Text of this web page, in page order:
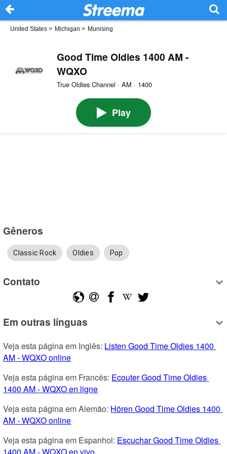
United States > Michigan > Munising
Good Time Oldies 1400 AM -
WQXO
True Oldies Channel · AM · 1400
Play
Gêneros
Classic Rock Oldies Pop
Contato
Em outras línguas
Veja esta página em Inglês: Listen Good Time Oldies 1400
AM - WQXO online
Veja esta página em Francês: Ecouter Good Time Oldies
1400 AM - WQXO en ligne
Veja esta página em Alemão: Hören Good Time Oldies 1400
AM - WQXO online
Veja esta página em Espanhol: Escuchar Good Time Oldies
1400 AM - WQXO en vivo